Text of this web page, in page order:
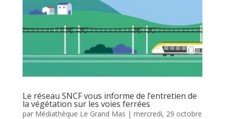
Le réseau SNCF vous informe de l’entretien de
la végétation sur les voies ferrées
par Médiathèque Le Grand Mas | mercredi, 29 octobre